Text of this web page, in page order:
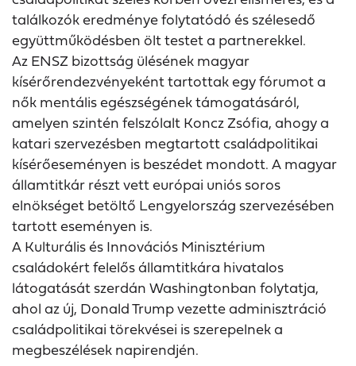
találkozók eredménye folytatódó és szélesedő
együttműködésben ölt testet a partnerekkel.
Az ENSZ bizottság ülésének magyar
kísérőrendezvényeként tartottak egy fórumot a
nők mentális egészségének támogatásáról,
amelyen szintén felszólalt Koncz Zsófia, ahogy a
katari szervezésben megtartott családpolitikai
kísérőeseményen is beszédet mondott. A magyar
államtitkár részt vett európai uniós soros
elnökséget betöltő Lengyelország szervezésében
tartott eseményen is.
A Kulturális és Innovációs Minisztérium
családokért felelős államtitkára hivatalos
látogatását szerdán Washingtonban folytatja,
ahol az új, Donald Trump vezette adminisztráció
családpolitikai törekvései is szerepelnek a
megbeszélések napirendjén.